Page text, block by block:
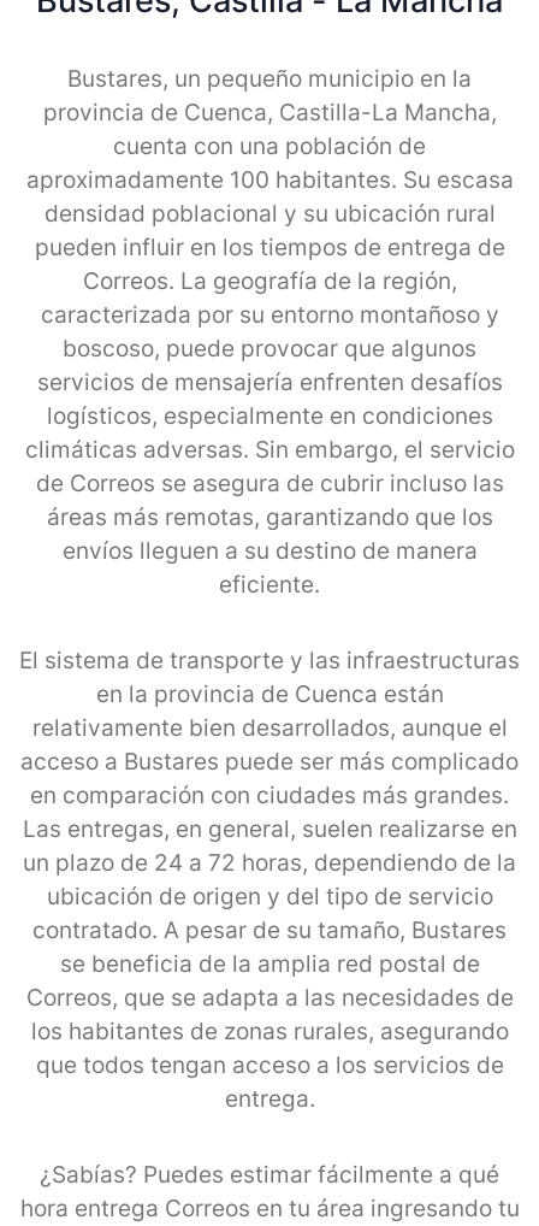
Bustares, un pequeño municipio en la
provincia de Cuenca, Castilla-La Mancha,
cuenta con una población de
aproximadamente 100 habitantes. Su escasa
densidad poblacional y su ubicación rural
pueden influir en los tiempos de entrega de
Correos. La geografía de la región,
caracterizada por su entorno montañoso y
boscoso, puede provocar que algunos
servicios de mensajería enfrenten desafíos
logísticos, especialmente en condiciones
climáticas adversas. Sin embargo, el servicio
de Correos se asegura de cubrir incluso las
áreas más remotas, garantizando que los
envíos lleguen a su destino de manera
eficiente.
El sistema de transporte y las infraestructuras
en la provincia de Cuenca están
relativamente bien desarrollados, aunque el
acceso a Bustares puede ser más complicado
en comparación con ciudades más grandes.
Las entregas, en general, suelen realizarse en
un plazo de 24 a 72 horas, dependiendo de la
ubicación de origen y del tipo de servicio
contratado. A pesar de su tamaño, Bustares
se beneficia de la amplia red postal de
Correos, que se adapta a las necesidades de
los habitantes de zonas rurales, asegurando
que todos tengan acceso a los servicios de
entrega.
¿Sabías? Puedes estimar fácilmente a qué
hora entrega Correos en tu área ingresando tu